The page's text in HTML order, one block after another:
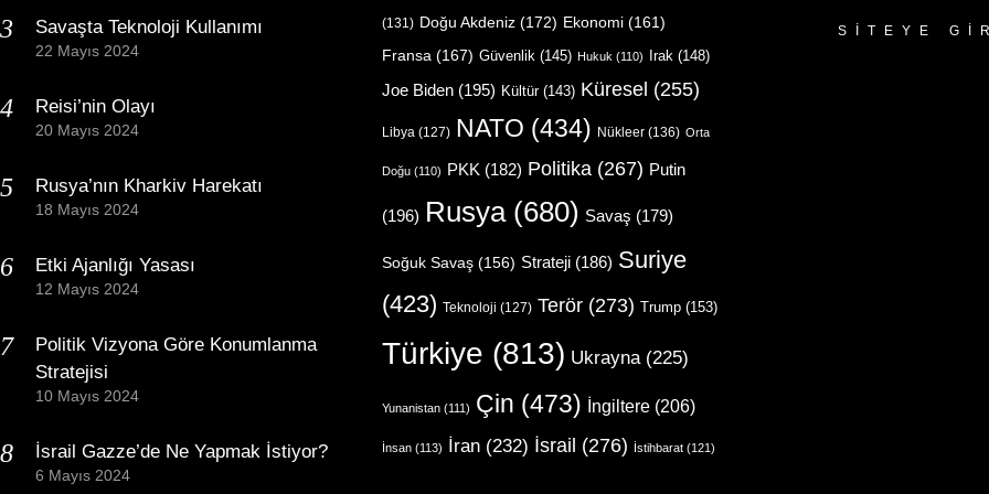
Savaşta Teknoloji Kullanımı
22 Mayıs 2024
Reisi’nin Olayı
20 Mayıs 2024
Rusya’nın Kharkiv Harekatı
18 Mayıs 2024
Etki Ajanlığı Yasası
12 Mayıs 2024
Politik Vizyona Göre Konumlanma
Stratejisi
10 Mayıs 2024
İsrail Gazze’de Ne Yapmak İstiyor?
6 Mayıs 2024
(131) Doğu Akdeniz (172) Ekonomi (161)
Fransa (167) Güvenlik (145) Hukuk (110) Irak (148)
Joe Biden (195) Kültür(143) Küresel (255)
Libya (127) NATO (434) Nükleer (136) Orta
Doğu (110) PKK (182) Politika (267) Putin
(196) Rusya(680) Savaş (179)
Soğuk Savaş (156) Strateji (186) Suriye
(423) Teknoloji (127) Terör (273) Trump (153)
Türkiye (813) Ukrayna(225)
Yunanistan (111) Çin (473) İngiltere (206)
İnsan (113) İran (232) İsrail (276) İstihbarat (121)
SITEYE